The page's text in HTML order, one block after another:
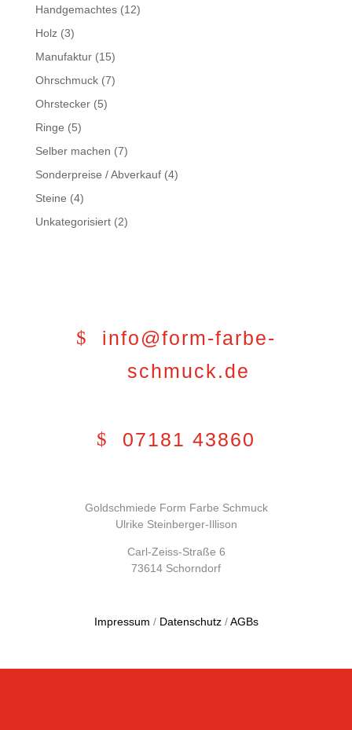
Handgemachtes(12)
Holz(3)
Manufaktur(15)
Ohrschmuck(7)
Ohrstecker(5)
Ringe (5)
Selber machen (7)
Sonderpreise / Abverkauf(4)
Steine (4)
Unkategorisiert(2)
info@form-farbe-
schmuck.de
07181 43860
Goldschmiede Form Farbe Schmuck
Ulrike Steinberger-Illison
Carl-Zeiss-Straße 6
73614 Schorndorf
Impressum / Datenschutz /AGBs